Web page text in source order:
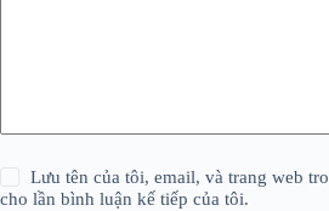
Lưu tên của tôi, email, và trang web
cho lần bình luận kế tiếp của tôi.